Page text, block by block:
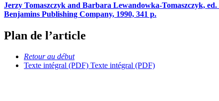
Jerzy Tomaszczyk and Barbara Lewandowka-Tomaszczyk, ed.
Benjamins Publishing Company, 1990, 341 p.
Plan de l’article
Retour au début
Texte intégral (PDF) Texte intégral (PDF)